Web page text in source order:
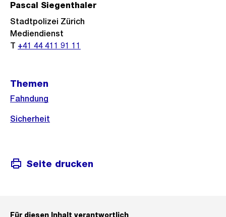
Pascal Siegenthaler
Stadtpolizei Zürich
Mediendienst
T +41 44 411 91 11
Themen
Fahndung
Sicherheit
Seite drucken
Für diesen Inhalt verantwortlich